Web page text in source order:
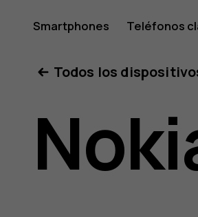
Guía
del
Smartphones Teléfonos
Todos los